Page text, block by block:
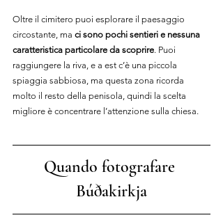
Oltre il cimitero puoi esplorare il paesaggio
circostante, ma ci sono pochi sentieri e nessuna
caratteristica particolare da scoprire. Puoi
raggiungere la riva, e a est c’è una piccola
spiaggia sabbiosa, ma questa zona ricorda
molto il resto della penisola, quindi la scelta
migliore è concentrare l’attenzione sulla chiesa.
Quando fotografare
Búðakirkja